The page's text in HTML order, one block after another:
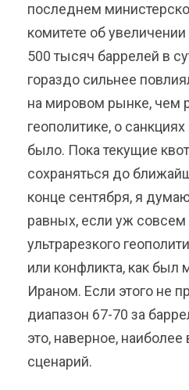
последнем
комитете об
500 тысяч баррелей в
гораздо сильнее
на мировом рынке, чем
геополитике, о
было. Пока текущие
сохраняться до
конце сентября, я
равных, если уж совсем
ультрарезкого
или конфликта, как
Ираном. Если этого не
диапазон 67-70 за
это, наверное,
сценарий.